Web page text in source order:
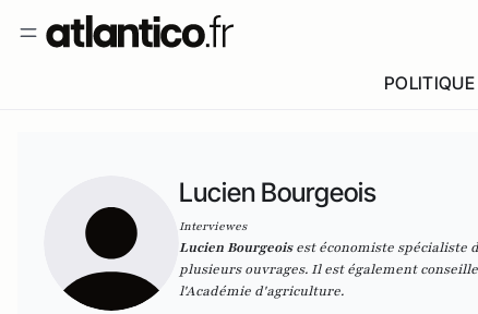
POLITIQUE
Lucien Bourgeois
Interviewes
Lucien Bourgeoisest économiste spécialiste
plusieurs ouvrages. Il est également
l'Académie d'agriculture.